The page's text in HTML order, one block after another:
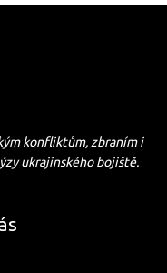
konfliktům, zbraním i
ukrajinského bojiště.